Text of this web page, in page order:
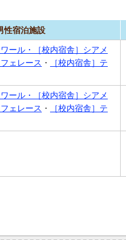
性宿泊施設
ール・［校内宿舎］シアメ
ェレース ・
［校内宿舎］テ
ール・［校内宿舎］シアメ
ェレース ・
［校内宿舎］テ